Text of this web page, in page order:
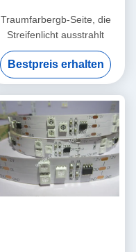
Traumfarbergb-Seite, die
Streifenlicht ausstrahlt
Bestpreis erhalten